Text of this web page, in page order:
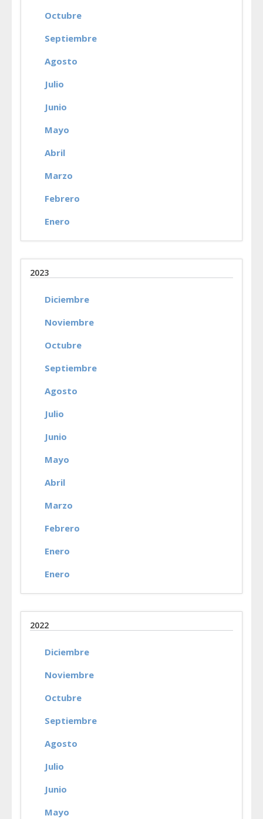
Octubre
Septiembre
Agosto
Julio
Junio
Mayo
Abril
Marzo
Febrero
Enero
2023
Diciembre
Noviembre
Octubre
Septiembre
Agosto
Julio
Junio
Mayo
Abril
Marzo
Febrero
Enero
Enero
2022
Diciembre
Noviembre
Octubre
Septiembre
Agosto
Julio
Junio
Mayo